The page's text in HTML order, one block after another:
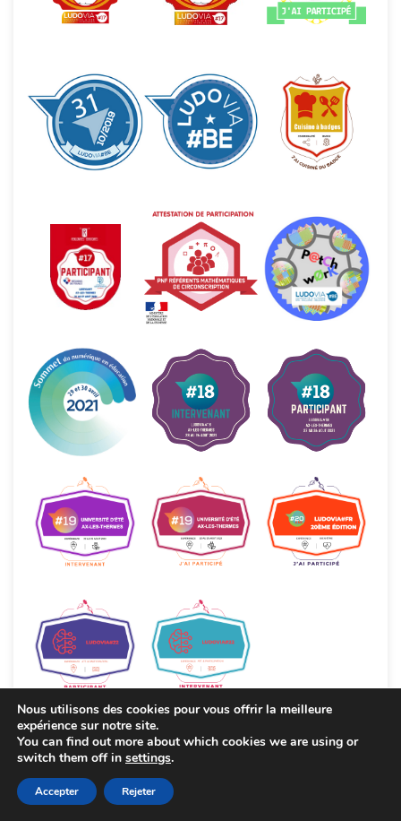
Nous utilisons des cookies pour vous offrir la meilleure
expérience sur notre site.
You can find out more about which cookies we are using or
switch them off in settings.
Accepter Rejeter